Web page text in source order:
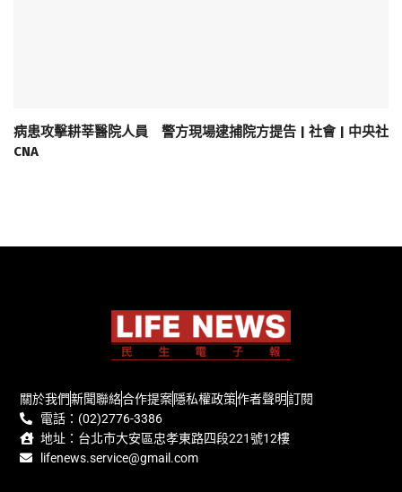
病患攻擊耕莘醫院人員 警方現場逮捕院方提告 | 社會 | 中央社
CNA
關於我們新聞聯絡合作提案隱私權政策作者聲明訂閱
電話：(02)2776-3386
地址：台北市大安區忠孝東路四段221號12樓
lifenews.service@gmail.com